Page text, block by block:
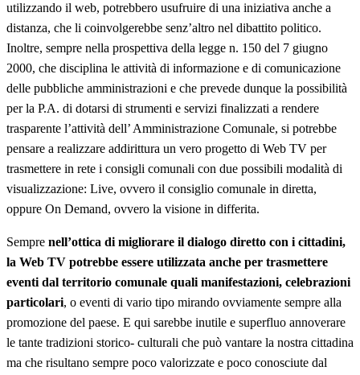
utilizzando il web, potrebbero usufruire di una iniziativa anche a
distanza, che li coinvolgerebbe senz’altro nel dibattito politico.
Inoltre, sempre nella prospettiva della legge n. 150 del 7 giugno
2000, che disciplina le attività di informazione e di comunicazione
delle pubbliche amministrazioni e che prevede dunque la possibilità
per la P.A. di dotarsi di strumenti e servizi finalizzati a rendere
trasparente l’attività dell’ Amministrazione Comunale, si potrebbe
pensare a realizzare addirittura un vero progetto di Web TV per
trasmettere in rete i consigli comunali con due possibili modalità di
visualizzazione: Live, ovvero il consiglio comunale in diretta,
oppure On Demand, ovvero la visione in differita.
Sempre nell’ottica di migliorare il dialogo diretto con i cittadini,
la Web TV potrebbe essere utilizzata anche per trasmettere
eventi dal territorio comunale quali manifestazioni, celebrazioni
particolari, o eventi di vario tipo mirando ovviamente sempre alla
promozione del paese. E qui sarebbe inutile e superfluo annoverare
le tante tradizioni storico- culturali che può vantare la nostra cittadina
ma che risultano sempre poco valorizzate e poco conosciute dal